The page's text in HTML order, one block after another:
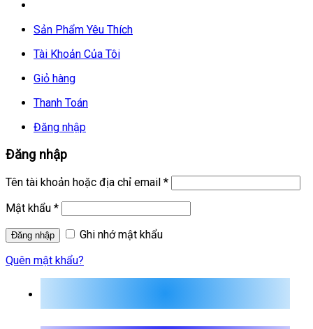
Sản Phẩm Yêu Thích
Tài Khoản Của Tôi
Giỏ hàng
Thanh Toán
Đăng nhập
Đăng nhập
Tên tài khoản hoặc địa chỉ email *
Mật khẩu *
Ghi nhớ mật khẩu
Quên mật khẩu?